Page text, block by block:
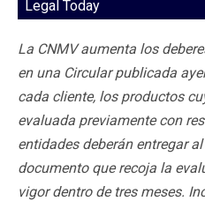
Legal Today
La CNMV aumenta los
en una Circular publicada
cada cliente, los productos
evaluada previamente con
entidades deberán entregar
documento que recoja la
vigor dentro de tres meses.